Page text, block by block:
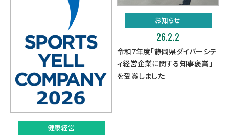
健康経営
お知らせ
26.2.2
令和7年度「静岡県ダイバーシテ
ィ経営企業に関する知事褒賞」
を受賞しました